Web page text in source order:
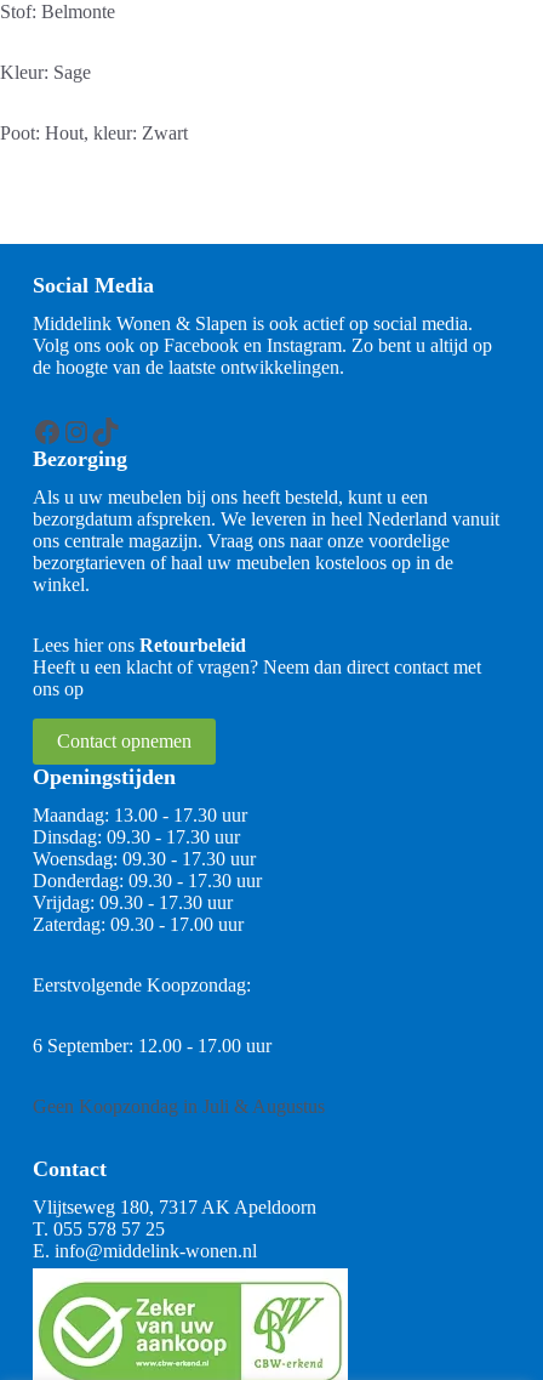
Stof: Belmonte
Kleur: Sage
Poot: Hout, kleur: Zwart
Social Media
Middelink Wonen & Slapen is ook actief op social media.
Volg ons ook op Facebook en Instagram. Zo bent u altijd op
de hoogte van de laatste ontwikkelingen.
Facebook
Instagram
TikTok
Bezorging
Als u uw meubelen bij ons heeft besteld, kunt u een
bezorgdatum afspreken. We leveren in heel Nederland vanuit
ons centrale magazijn. Vraag ons naar onze voordelige
bezorgtarieven of haal uw meubelen kosteloos op in de
winkel.
Lees hier ons Retourbeleid
Heeft u een klacht of vragen? Neem dan direct contact met
ons op
Contact opnemen
Openingstijden
Maandag: 13.00 - 17.30 uur
Dinsdag: 09.30 - 17.30 uur
Woensdag: 09.30 - 17.30 uur
Donderdag: 09.30 - 17.30 uur
Vrijdag: 09.30 - 17.30 uur
Zaterdag: 09.30 - 17.00 uur
Eerstvolgende Koopzondag:
6 September: 12.00 - 17.00 uur
Geen Koopzondag in Juli & Augustus
Contact
Vlijtseweg 180, 7317 AK Apeldoorn
T. 055 578 57 25
E. info@middelink-wonen.nl